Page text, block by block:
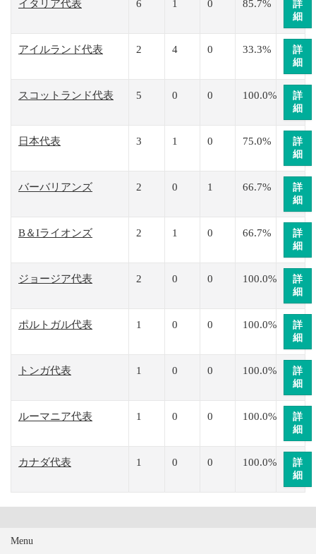
イタリア代表 6 1 0 85.7%
詳
細
アイルランド代表 2 4 0 33.3%
詳
細
スコットランド代表 5 0 0 100.0%
詳
細
日本代表 3 1 0 75.0%
詳
細
バーバリアンズ 2 0 1 66.7%
詳
細
B＆Iライオンズ 2 1 0 66.7%
詳
細
ジョージア代表 2 0 0 100.0%
詳
細
ポルトガル代表 1 0 0 100.0%
詳
細
トンガ代表 1 0 0 100.0%
詳
細
ルーマニア代表 1 0 0 100.0%
詳
細
カナダ代表 1 0 0 100.0%
詳
細
Menu